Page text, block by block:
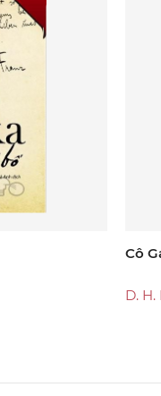
Cô
D.